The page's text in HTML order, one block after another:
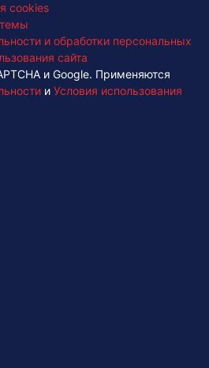
cookies
и обработки персональных
сайта
и Google. Применяются
и Условия использования